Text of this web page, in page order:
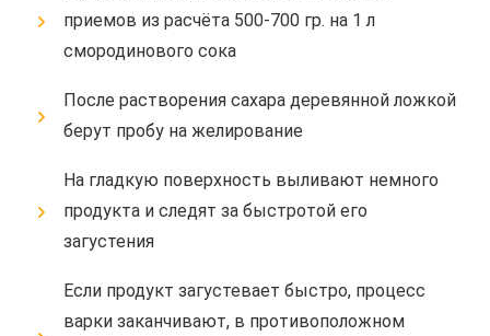
приемов из расчёта 500-700 гр. на 1 л
смородинового сока
После растворения сахара деревянной ложкой
берут пробу на желирование
На гладкую поверхность выливают немного
продукта и следят за быстротой его
загустения
Если продукт загустевает быстро, процесс
варки заканчивают, в противоположном